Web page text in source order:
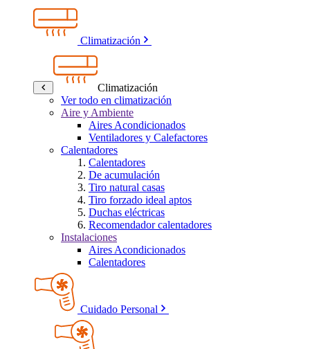
Climatización
Climatización
Ver todo en climatización
Aire y Ambiente
Aires Acondicionados
Ventiladores y Calefactores
Calentadores
Calentadores
De acumulación
Tiro natural casas
Tiro forzado ideal aptos
Duchas eléctricas
Recomendador calentadores
Instalaciones
Aires Acondicionados
Calentadores
Cuidado Personal